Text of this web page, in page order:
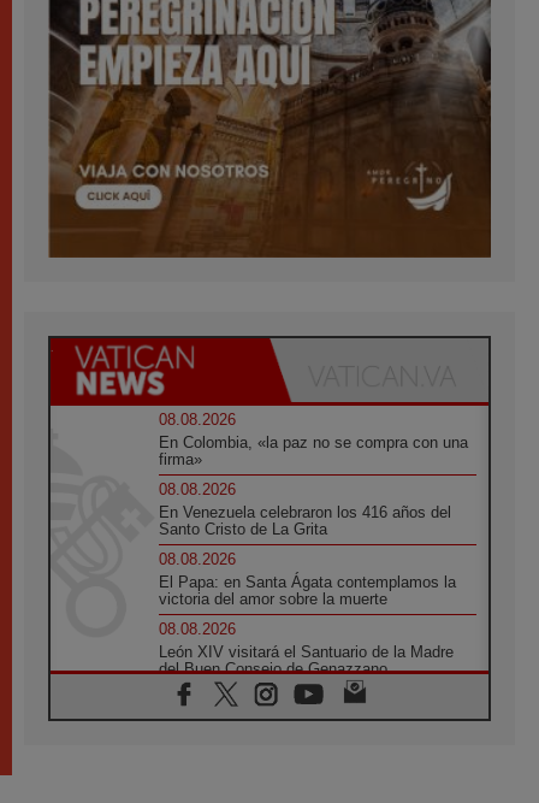
08.08.2026
En Colombia, «la paz no se compra con una
firma»
08.08.2026
En Venezuela celebraron los 416 años del
Santo Cristo de La Grita
08.08.2026
El Papa: en Santa Ágata contemplamos la
victoria del amor sobre la muerte
08.08.2026
León XIV visitará el Santuario de la Madre
del Buen Consejo de Genazzano
07.08.2026
Filipinas: el Vicariato Apostólico de Calapán